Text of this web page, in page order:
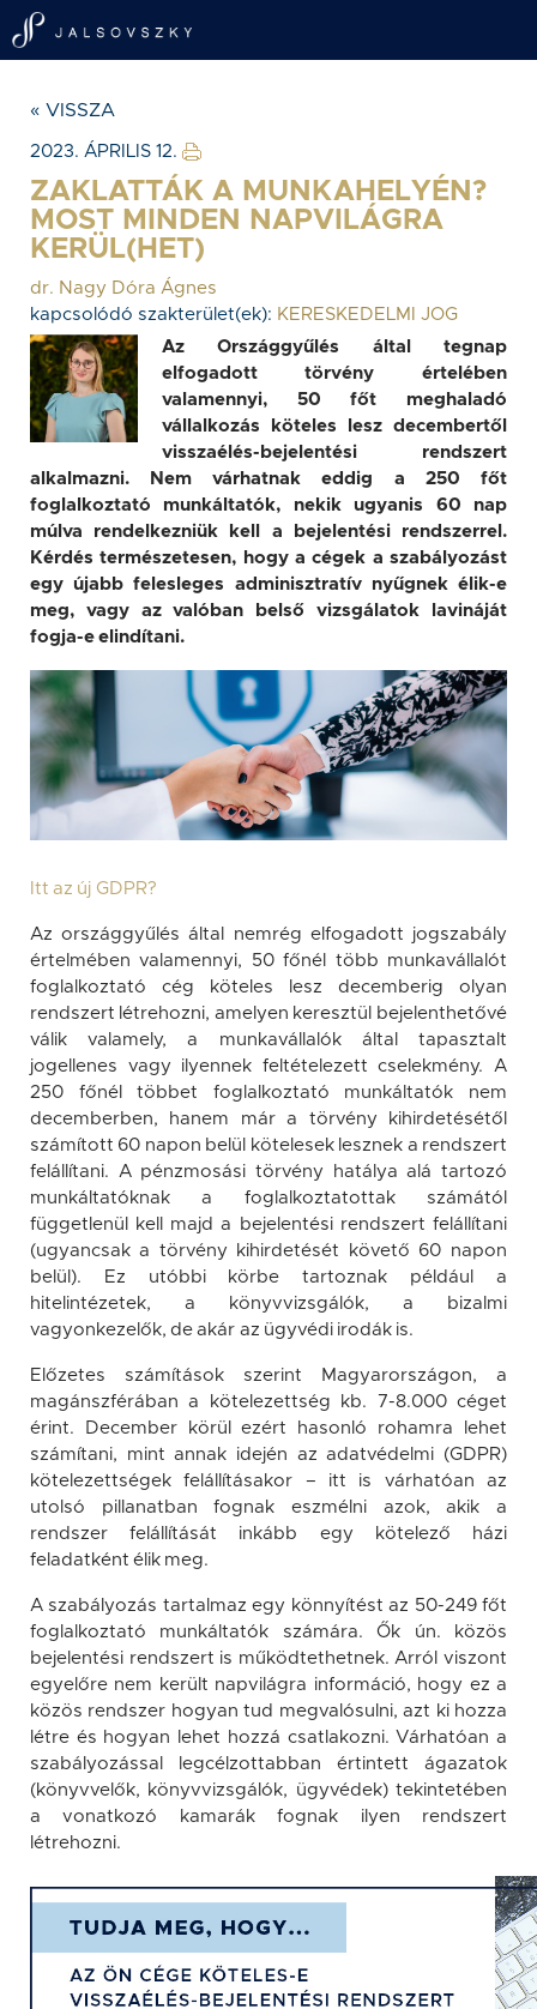
« VISSZA
2023. ÁPRILIS 12.
ZAKLATTÁK A MUNKAHELYÉN?
MOST MINDEN NAPVILÁGRA
KERÜL(HET)
dr. Nagy Dóra Ágnes
kapcsolódó szakterület(ek): KERESKEDELMI JOG
Az Országgyűlés által tegnap
elfogadott törvény értelében
valamennyi, 50 főt meghaladó
vállalkozás köteles lesz decembertől
visszaélés-bejelentési rendszert
alkalmazni. Nem várhatnak eddig a 250 főt
foglalkoztató munkáltatók, nekik ugyanis 60 nap
múlva rendelkezniük kell a bejelentési rendszerrel.
Kérdés természetesen, hogy a cégek a szabályozást
egy újabb felesleges adminisztratív nyűgnek élik-e
meg, vagy az valóban belső vizsgálatok lavináját
fogja-e elindítani.
Itt az új GDPR?
Az országgyűlés által nemrég elfogadott jogszabály
értelmében valamennyi, 50 főnél több munkavállalót
foglalkoztató cég köteles lesz decemberig olyan
rendszert létrehozni, amelyen keresztül bejelenthetővé
válik valamely, a munkavállalók által tapasztalt
jogellenes vagy ilyennek feltételezett cselekmény. A
250 főnél többet foglalkoztató munkáltatók nem
decemberben, hanem már a törvény kihirdetésétől
számított 60 napon belül kötelesek lesznek a rendszert
felállítani. A pénzmosási törvény hatálya alá tartozó
munkáltatóknak a foglalkoztatottak számától
függetlenül kell majd a bejelentési rendszert felállítani
(ugyancsak a törvény kihirdetését követő 60 napon
belül). Ez utóbbi körbe tartoznak például a
hitelintézetek, a könyvvizsgálók, a bizalmi
vagyonkezelők, de akár az ügyvédi irodák is.
Előzetes számítások szerint Magyarországon, a
magánszférában a kötelezettség kb. 7-8.000 céget
érint. December körül ezért hasonló rohamra lehet
számítani, mint annak idején az adatvédelmi (GDPR)
kötelezettségek felállításakor – itt is várhatóan az
utolsó pillanatban fognak eszmélni azok, akik a
rendszer felállítását inkább egy kötelező házi
feladatként élik meg.
A szabályozás tartalmaz egy könnyítést az 50-249 főt
foglalkoztató munkáltatók számára. Ők ún. közös
bejelentési rendszert is működtethetnek. Arról viszont
egyelőre nem került napvilágra információ, hogy ez a
közös rendszer hogyan tud megvalósulni, azt ki hozza
létre és hogyan lehet hozzá csatlakozni. Várhatóan a
szabályozással legcélzottabban értintett ágazatok
(könyvvelők, könyvvizsgálók, ügyvédek) tekintetében
a vonatkozó kamarák fognak ilyen rendszert
létrehozni.